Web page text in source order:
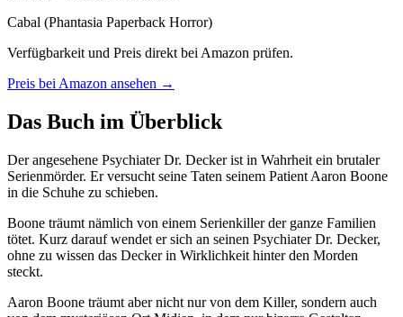
Cabal (Phantasia Paperback Horror)
Verfügbarkeit und Preis direkt bei Amazon prüfen.
Preis bei Amazon ansehen →
Das Buch im Überblick
Der angesehene Psychiater Dr. Decker ist in Wahrheit ein brutaler
Serienmörder. Er versucht seine Taten seinem Patient Aaron Boone
in die Schuhe zu schieben.
Boone träumt nämlich von einem Serienkiller der ganze Familien
tötet. Kurz darauf wendet er sich an seinen Psychiater Dr. Decker,
ohne zu wissen das Decker in Wirklichkeit hinter den Morden
steckt.
Aaron Boone träumt aber nicht nur von dem Killer, sondern auch